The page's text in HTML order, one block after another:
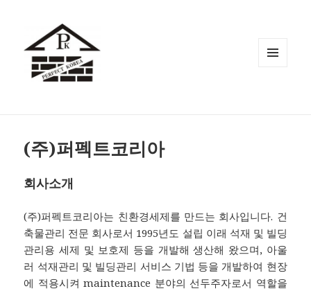
(주)퍼펙트코리아
회사소개
(주)퍼펙트코리아는 친환경세제를 만드는 회사입니다. 건
축물관리 전문 회사로서 1995년도 설립 이래 석재 및 빌딩
관리용 세제 및 보호제 등을 개발해 생산해 왔으며, 아울
러 석재관리 및 빌딩관리 서비스 기법 등을 개발하여 현장
에 적용시켜 maintenance 분야의 선두주자로서 역할을